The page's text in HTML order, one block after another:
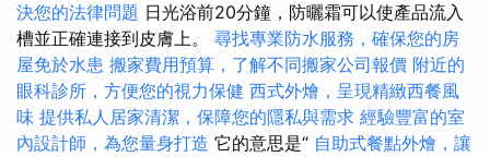
決您的法律問題 日光浴前20分鐘，防曬霜可以使產品流入
槽並正確連接到皮膚上。 尋找專業防水服務，確保您的房
屋免於水患 搬家費用預算，了解不同搬家公司報價 附近的
眼科診所，方便您的視力保健 西式外燴，呈現精緻西餐風
味 提供私人居家清潔，保障您的隱私與需求 經驗豐富的室
內設計師，為您量身打造 它的意思是“ 自助式餐點外燴，讓